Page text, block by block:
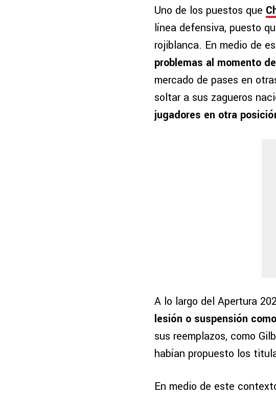
Uno de los puestos que
línea defensiva, puesto
rojiblanca. En medio de
problemas al momento
mercado de pases en
soltar a sus zagueros
jugadores en otra
A lo largo del Apertura
lesión o suspensión
sus reemplazos, como
habían propuesto los
En medio de este